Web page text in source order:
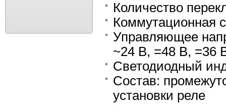
Количество
Коммутационная
Управляющее
~24 В, =48 В, =36
Светодиодный
Состав:
установки реле